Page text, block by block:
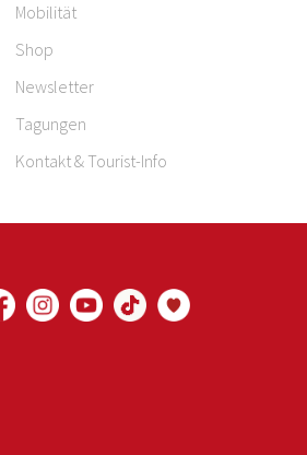
Mobilität
Shop
Newsletter
Tagungen
Kontakt & Tourist-Info